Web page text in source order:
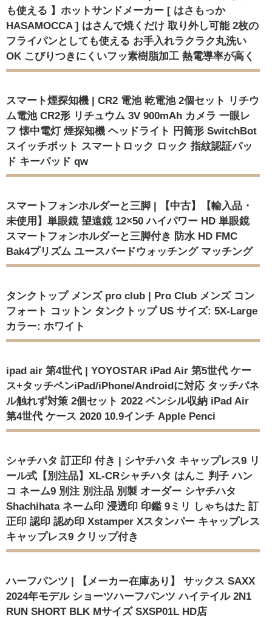
も使える 】ホットサンドメーカー [ はさもっか
HASAMOCCA ] はさんで焼くだけ 取り外し可能 2枚の
フライパンとしても使える お手入れラクラク丸洗い
OK こびりつきにくいフッ素樹脂加工 熱電導率が高く
スマート煙探知機 | CR2 電池 乾電池 2個セット リチウ
ム電池 CR2形 リチュウム 3V 900mAh カメラ 一眼レ
フ 懐中電灯 煙探知機 ヘッドライト 円筒形 SwitchBot
スイッチボット スマートロック ロック 指紋認証パッ
ド キーパッド qw
スマートフォンホルダーと三脚 | 【中古】【輸入品・
未使用】単眼鏡 望遠鏡 12×50 ハイパワー HD 単眼鏡
スマートフォンホルダーと三脚付き 防水 HD FMC
Bak4プリズム ユースバードウォッチング マッチング
タンクトップ メンズ pro club | Pro Club メンズ コン
フォート コットン タンクトップ US サイズ: 5X-Large
カラー: ホワイト
ipad air 第4世代 | YOYOSTAR iPad Air 第5世代 ケー
ス+タッチペンiPad/iPhone/Androidに対応 タッチパネ
ル触れず対策 2個セット 2022 ペンシル収納 iPad Air
第4世代 ケース 2020 10.9インチ Apple Penci
シャチハタ 訂正印 付き | シヤチハタ キャップレス9 リ
ール式【別注品】XL-CRシャチハタ はんこ 判子 ハン
コ ネーム9 別注 別注品 別製 オーダー シヤチハタ
Shachihata ネーム印 浸透印 印鑑 9ミリ しゃちはた 訂
正印 認印 認め印 Xstamper Xスタンパー キャップレス
キャップレス9 クリップ付き
ハーフパンツ | 【メーカー在庫あり】 サックス SAXX
2024年モデル ショーツハーフパンツ ハイテイル 2N1
RUN SHORT BLK Mサイズ SXSP01L HD店